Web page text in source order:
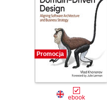
Promocja
ebook